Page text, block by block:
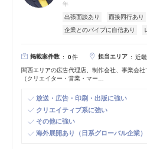
年
出張面談あり
面接同行あり
企業とのパイプに自信あり
掲載案件数 0件 担当エリア 近畿
関西エリアの広告代理店、制作会社、事業会
（クリエイター・営業・マー…
放送・広告・印刷・出版に強い
クリエイティブ系に強い
その他に強い
海外展開あり（日系グローバル企業